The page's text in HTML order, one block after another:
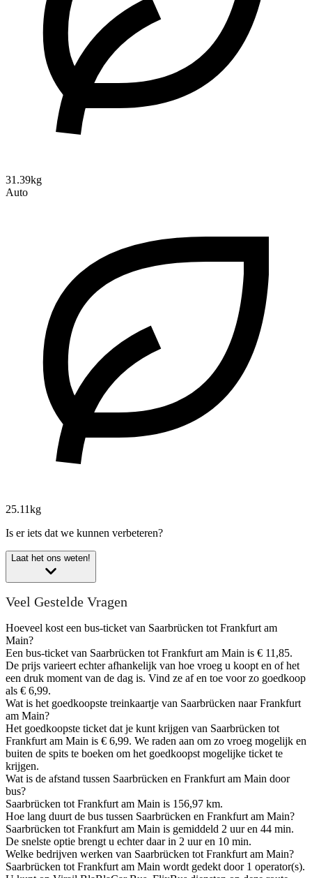
31.39kg
Auto
25.11kg
Is er iets dat we kunnen verbeteren?
Laat het ons weten!
Veel Gestelde Vragen
Hoeveel kost een bus-ticket van Saarbrücken tot Frankfurt am
Main?
Een bus-ticket van Saarbrücken tot Frankfurt am Main is € 11,85.
De prijs varieert echter afhankelijk van hoe vroeg u koopt en of het
een druk moment van de dag is. Vind ze af en toe voor zo goedkoop
als € 6,99.
Wat is het goedkoopste treinkaartje van Saarbrücken naar Frankfurt
am Main?
Het goedkoopste ticket dat je kunt krijgen van Saarbrücken tot
Frankfurt am Main is € 6,99. We raden aan om zo vroeg mogelijk en
buiten de spits te boeken om het goedkoopst mogelijke ticket te
krijgen.
Wat is de afstand tussen Saarbrücken en Frankfurt am Main door
bus?
Saarbrücken tot Frankfurt am Main is 156,97 km.
Hoe lang duurt de bus tussen Saarbrücken en Frankfurt am Main?
Saarbrücken tot Frankfurt am Main is gemiddeld 2 uur en 44 min.
De snelste optie brengt u echter daar in 2 uur en 10 min.
Welke bedrijven werken van Saarbrücken tot Frankfurt am Main?
Saarbrücken tot Frankfurt am Main wordt gedekt door 1 operator(s).